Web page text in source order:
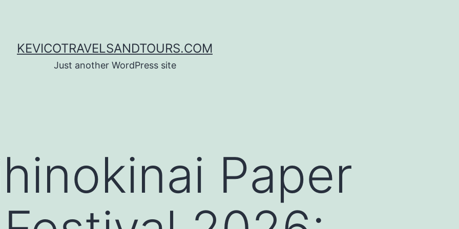
KEVICOTRAVELSANDTOURS.COM
Just another WordPress site
Paper